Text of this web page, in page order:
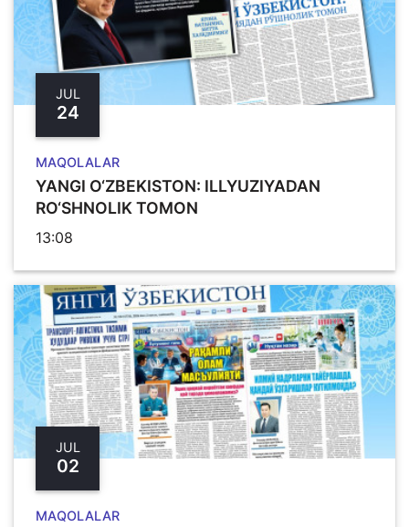
JUL
24
MAQOLALAR
YANGI O‘ZBЕKISTON: ILLYUZIYADAN
RO‘SHNOLIK TOMON
13:08
JUL
02
MAQOLALAR